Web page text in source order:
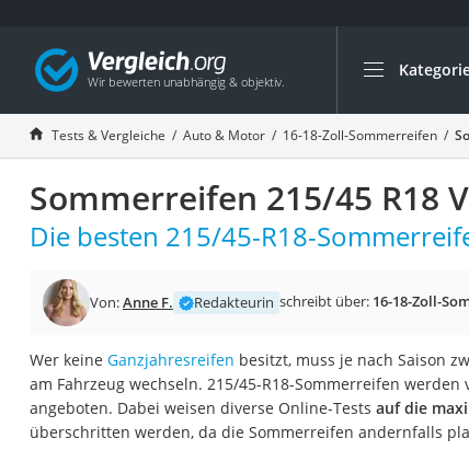
Die
Auto & Motor
Fahrradträger-
Fahrradträger
Fahrradträger
Benzinkanister
Fahrradträger
Benzinkanister
Marderschreck
Tests & Vergleiche Auto & Motor 16-18-Zoll-Sommerreifen
Sommerreifen 215/45 R18
Die besten 215/45-R18-
Von:Anne F. Redakteurin schreibt über: 16-18-Zoll-
Wer keine Ganzjahresreifen besitzt, muss je nach Saison
am Fahrzeug wechseln. 215/45-R18-Sommerreifen
angeboten. Dabei weisen diverse Online-Tests auf die
überschritten werden, da die Sommerreifen andernfalls